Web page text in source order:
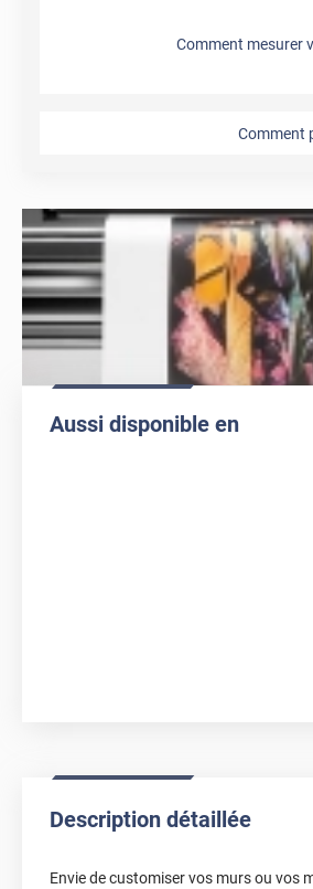
Comment mesurer
Comment
Aussi disponible en
Description détaillée
Envie de customiser vos murs ou vos